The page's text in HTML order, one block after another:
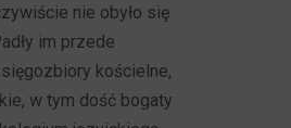
nie obyło się
im przede
kościelne,
w tym dość bogaty